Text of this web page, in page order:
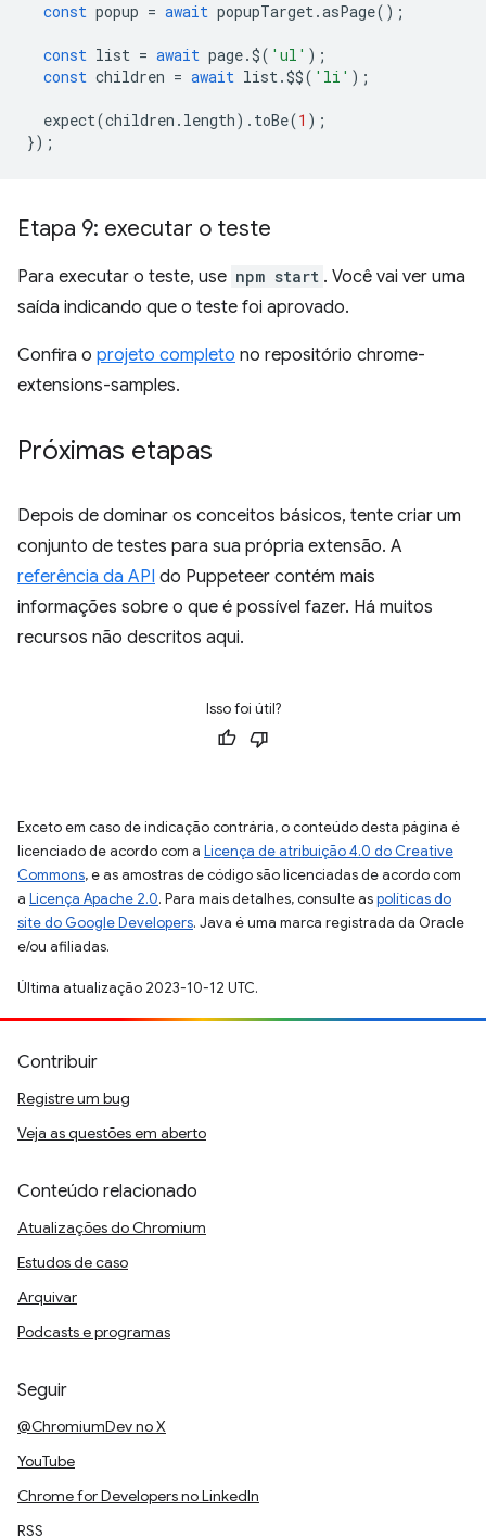
const popup = await popupTarget.asPage();
const list = await page.$( 'ul' );
const children = await list.$$( 'li' );
expect(children . length). toBe(1 );
});
Etapa 9: executar o teste
Para executar o teste, use npm start . Você vai ver uma
saída indicando que o teste foi aprovado.
Confira o projeto completo no repositório chrome-
extensions-samples.
Próximas etapas
Depois de dominar os conceitos básicos, tente criar um
conjunto de testes para sua própria extensão. A
referência da API do Puppeteer contém mais
informações sobre o que é possível fazer. Há muitos
recursos não descritos aqui.
Isso foi útil?
Exceto em caso de indicação contrária, o conteúdo desta página é
licenciado de acordo com a Licença de atribuição 4.0 do Creative
Commons, e as amostras de código são licenciadas de acordo com
a Licença Apache 2.0. Para mais detalhes, consulte aspolíticas do
site do Google Developers. Java é uma marca registrada da Oracle
e/ou afiliadas.
Última atualização 2023-10-12 UTC.
Contribuir
Registre um bug
Veja as questões em aberto
Conteúdo relacionado
Atualizações do Chromium
Estudos de caso
Arquivar
Podcasts e programas
Seguir
@ChromiumDev no X
YouTube
Chrome for Developers no LinkedIn
RSS